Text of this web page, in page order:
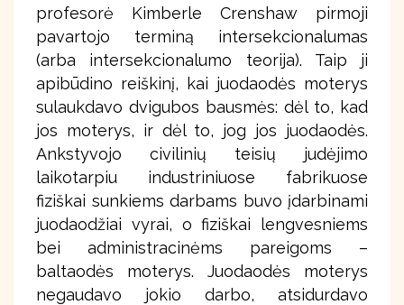
profesorė Kimberle Crenshaw pirmoji
pavartojo terminą intersekcionalumas
(arba intersekcionalumo teorija). Taip ji
apibūdino reiškinį, kai juodaodės moterys
sulaukdavo dvigubos bausmės: dėl to, kad
jos moterys, ir dėl to, jog jos juodaodės.
Ankstyvojo civilinių teisių judėjimo
laikotarpiu industriniuose fabrikuose
fiziškai sunkiems darbams buvo įdarbinami
juodaodžiai vyrai, o fiziškai lengvesniems
bei administracinėms pareigoms –
baltaodės moterys. Juodaodės moterys
negaudavo jokio darbo, atsidurdavo